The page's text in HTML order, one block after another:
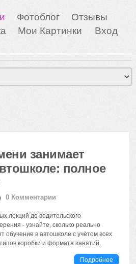
Фотоблог
Отзывы
Мои Картинки Вход
занимает
полное
0 Комментарии
лекций до водительского
- узнайте, сколько реально
обучение в автошколе с учётом всех
коробки и формата занятий.
Подробнее